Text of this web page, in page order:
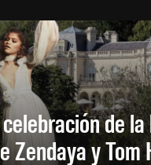
de la
Zendaya y Tom